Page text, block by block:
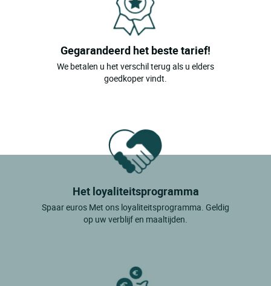
Gegarandeerd het beste tarief!
We betalen u het verschil terug als u elders
goedkoper vindt.
Het loyaliteitsprogramma
Spaar euros Met ons loyaliteitsprogramma. Geldig
op uw verblijf en maaltijden.